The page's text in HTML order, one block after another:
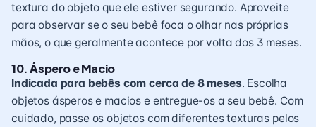
textura do objeto que ele estiver segurando. Aproveite
para observar se o seu bebê foca o olhar nas próprias
mãos, o que geralmente acontece por volta dos 3 meses.
10. Áspero e Macio
Indicada para bebês com cerca de 8 meses. Escolha
objetos ásperos e macios e entregue-os a seu bebê. Com
cuidado, passe os objetos com diferentes texturas pelos